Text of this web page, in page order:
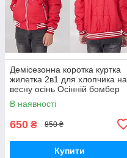
Демісезонна коротка куртка
жилетка 2в1 для хлопчика на
весну осінь Осінній бомбер
підлітковий трансформер
червоний 140
В наявності
650 ₴ 850 ₴
Купити